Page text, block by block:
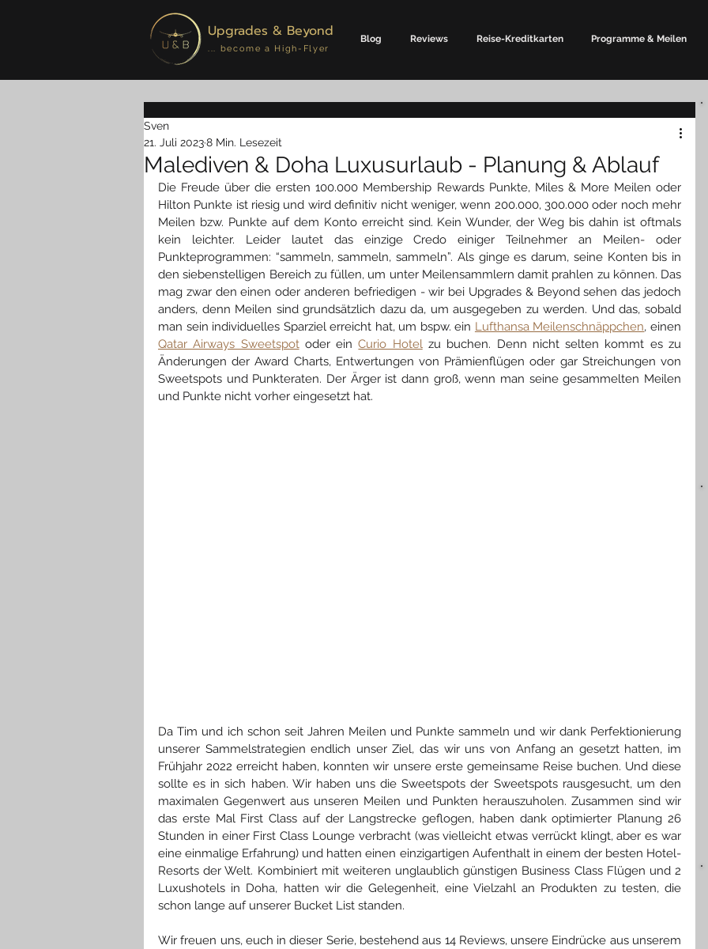
Upgrades & Beyond
... become a High-Flyer
Blog Reviews Reise-Kreditkarten Programme & Meilen
Malediven & Doha Luxusurlaub - Planung & Ablauf
Sven
21. Juli 20238 Min. Lesezeit
Die Freude über die ersten 100.000 Membership Rewards Punkte, Miles & More Meilen oder
Hilton Punkte ist riesig und wird definitiv nicht weniger, wenn 200.000, 300.000 oder noch mehr
Meilen bzw. Punkte auf dem Konto erreicht sind. Kein Wunder, der Weg bis dahin ist oftmals
kein leichter. Leider lautet das einzige Credo einiger Teilnehmer an Meilen- oder
Punkteprogrammen: “sammeln, sammeln, sammeln”. Als ginge es darum, seine Konten bis in
den siebenstelligen Bereich zu füllen, um unter Meilensammlern damit prahlen zu können. Das
mag zwar den einen oder anderen befriedigen - wir bei Upgrades & Beyond sehen das jedoch
anders, denn Meilen sind grundsätzlich dazu da, um ausgegeben zu werden. Und das, sobald
man sein individuelles Sparziel erreicht hat, um bspw. ein Lufthansa Meilenschnäppchen
Qatar Airways Sweetspot oder ein Curio Hotel zu buchen. Denn nicht selten kommt es zu
Änderungen der Award Charts, Entwertungen von Prämienflügen oder gar Streichungen von
Sweetspots und Punkteraten. Der Ärger ist dann groß, wenn man seine gesammelten Meilen
und Punkte nicht vorher eingesetzt hat.
Da Tim und ich schon seit Jahren Meilen und Punkte sammeln und wir dank Perfektionierung
unserer Sammelstrategien endlich unser Ziel, das wir uns von Anfang an gesetzt hatten, im
Frühjahr 2022 erreicht haben, konnten wir unsere erste gemeinsame Reise buchen. Und diese
sollte es in sich haben. Wir haben uns die Sweetspots der Sweetspots rausgesucht, um den
maximalen Gegenwert aus unseren Meilen und Punkten herauszuholen. Zusammen sind wir
das erste Mal First Class auf der Langstrecke geflogen, haben dank optimierter Planung 26
Stunden in einer First Class Lounge verbracht (was vielleicht etwas verrückt klingt, aber es war
eine einmalige Erfahrung) und hatten einen einzigartigen Aufenthalt in einem der besten Hotel-
Resorts der Welt. Kombiniert mit weiteren unglaublich günstigen Business Class Flügen und 2
Luxushotels in Doha, hatten wir die Gelegenheit, eine Vielzahl an Produkten zu testen, die
schon lange auf unserer Bucket List standen.
Wir freuen uns, euch in dieser Serie, bestehend aus 14 Reviews, unsere Eindrücke aus unserem